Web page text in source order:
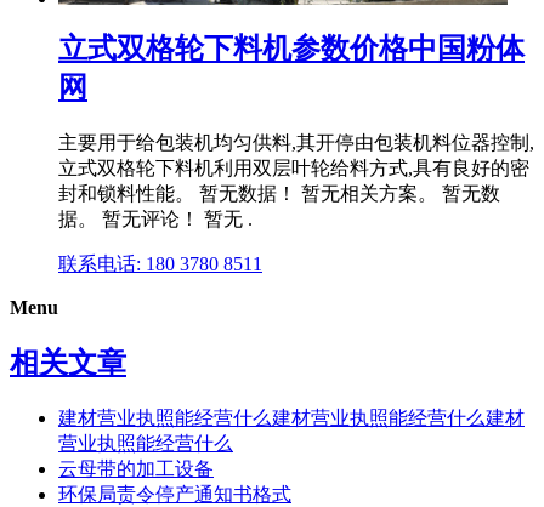
立式双格轮下料机参数价格中国粉体
网
主要用于给包装机均匀供料,其开停由包装机料位器控制,
立式双格轮下料机利用双层叶轮给料方式,具有良好的密
封和锁料性能。 暂无数据！ 暂无相关方案。 暂无数
据。 暂无评论！ 暂无 .
联系电话: 180 3780 8511
Menu
相关文章
建材营业执照能经营什么建材营业执照能经营什么建材
营业执照能经营什么
云母带的加工设备
环保局责令停产通知书格式